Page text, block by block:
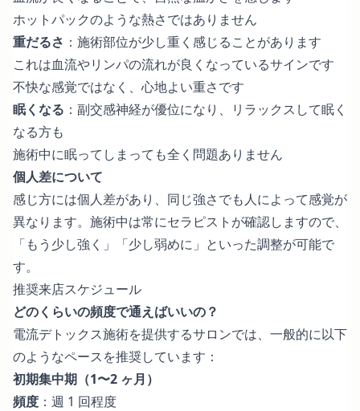
ホットパックのような熱さではありません
重だるさ ：施術部位が少し重く感じることがあります
これは血流やリンパの流れが良くなっているサインです
不快な感覚ではなく、心地よい重さです
眠くなる ：副交感神経が優位になり、リラックスして眠く
なる方も
施術中に眠ってしまっても全く問題ありません
個人差について
感じ方には個人差があり、同じ強さでも人によって感覚が
異なります。施術中は常にセラピストが確認しますので、
「もう少し強く」「少し弱めに」といった調整が可能で
す。
推奨来店スケジュール
どのくらいの頻度で通えばいいの？
電流デトックス施術を提供するサロンでは、一般的に以下
のようなペースを推奨しています：
初期集中期（1〜2 ヶ月）
頻度 ：週 1 回程度